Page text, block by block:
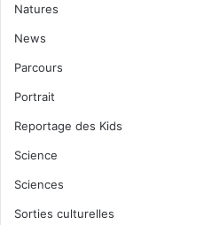
Natures
News
Parcours
Portrait
Reportage des Kids
Science
Sciences
Sorties culturelles